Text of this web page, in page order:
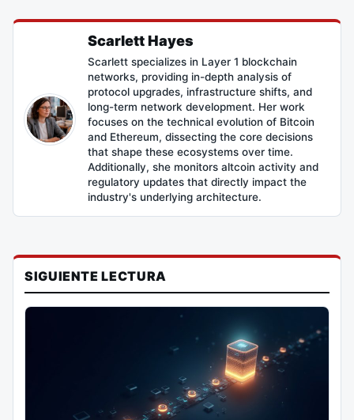
Scarlett Hayes
Scarlett specializes in Layer 1 blockchain
networks, providing in-depth analysis of
protocol upgrades, infrastructure shifts, and
long-term network development. Her work
focuses on the technical evolution of Bitcoin
and Ethereum, dissecting the core decisions
that shape these ecosystems over time.
Additionally, she monitors altcoin activity and
regulatory updates that directly impact the
industry's underlying architecture.
SIGUIENTE LECTURA